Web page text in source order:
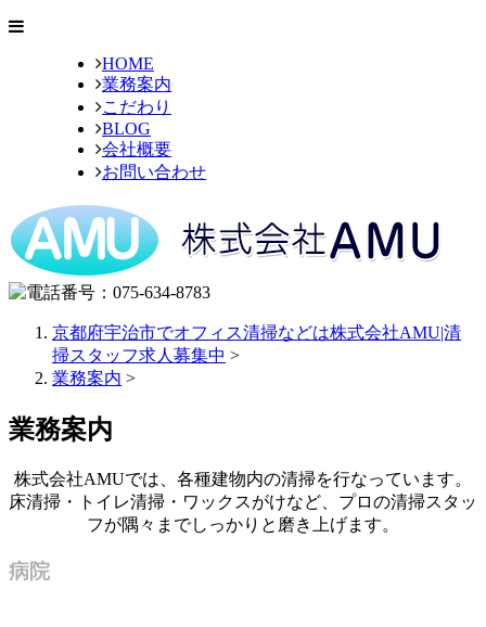
HOME
業務案内
こだわり
BLOG
会社概要
お問い合わせ
京都府宇治市でオフィス清掃などは株式会社AMU|清
掃スタッフ求人募集中 >
業務案内 >
業務案内
株式会社AMUでは、各種建物内の清掃を行なっています。
床清掃・トイレ清掃・ワックスがけなど、プロの清掃スタッ
フが隅々までしっかりと磨き上げます。
病院